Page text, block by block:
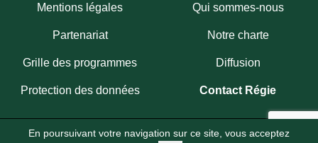
En poursuivant votre navigation sur ce site, vous acceptez
Mentions légales Qui sommes-nous
Partenariat Notre charte
Grille des programmes Diffusion
Protection des données Contact Régie
Copyright 2026Fondation Hirondelle